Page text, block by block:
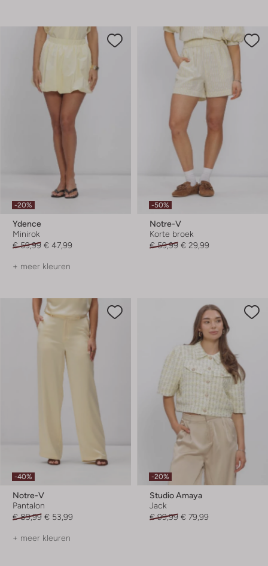
-20%
Ydence
Minirok
€ 59,99 € 47,99
+ meer kleuren
-50%
Notre-V
Korte broek
€ 59,99 € 29,99
-40%
Notre-V
Pantalon
€ 89,99 € 53,99
+ meer kleuren
-20%
Studio Amaya
Jack
€ 99,99 € 79,99